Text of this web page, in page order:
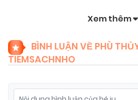
Chapter 68 (VIP) 22/02/2026
22/02/2026
Xem thêm
BÌNH LUẬN VỀ PHÙ
TIEMSACHNHO